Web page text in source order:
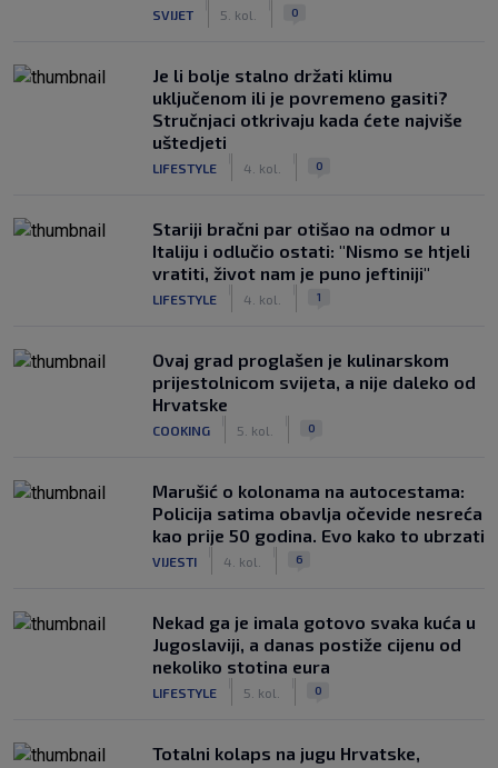
SVIJET 5. kol. 0
Je li bolje stalno držati klimu
uključenom ili je povremeno gasiti?
Stručnjaci otkrivaju kada ćete najviše
uštedjeti
LIFESTYLE 4. kol. 0
Stariji bračni par otišao na odmor u
Italiju i odlučio ostati: "Nismo se htjeli
vratiti, život nam je puno jeftiniji"
LIFESTYLE 4. kol. 1
Ovaj grad proglašen je kulinarskom
prijestolnicom svijeta, a nije daleko od
Hrvatske
COOKING 5. kol. 0
Marušić o kolonama na autocestama:
Policija satima obavlja očevide nesreća
kao prije 50 godina. Evo kako to ubrzati
VIJESTI 4. kol. 6
Nekad ga je imala gotovo svaka kuća u
Jugoslaviji, a danas postiže cijenu od
nekoliko stotina eura
LIFESTYLE 5. kol. 0
Totalni kolaps na jugu Hrvatske,